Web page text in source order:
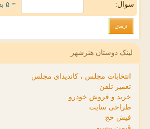
سوال: = ۵ بعلاوه ۴
لینک دوستان هنرشهر
انتخابات مجلس ، کاندیدای مجلس
تعمیر تلفن
خرید و فروش خودرو
طراحی سایت
فیش حج